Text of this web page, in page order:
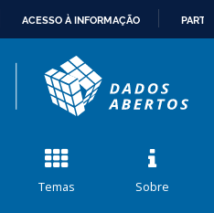
CONTEÚDO
ACESSO À INFORMAÇÃO
Temas Sobre